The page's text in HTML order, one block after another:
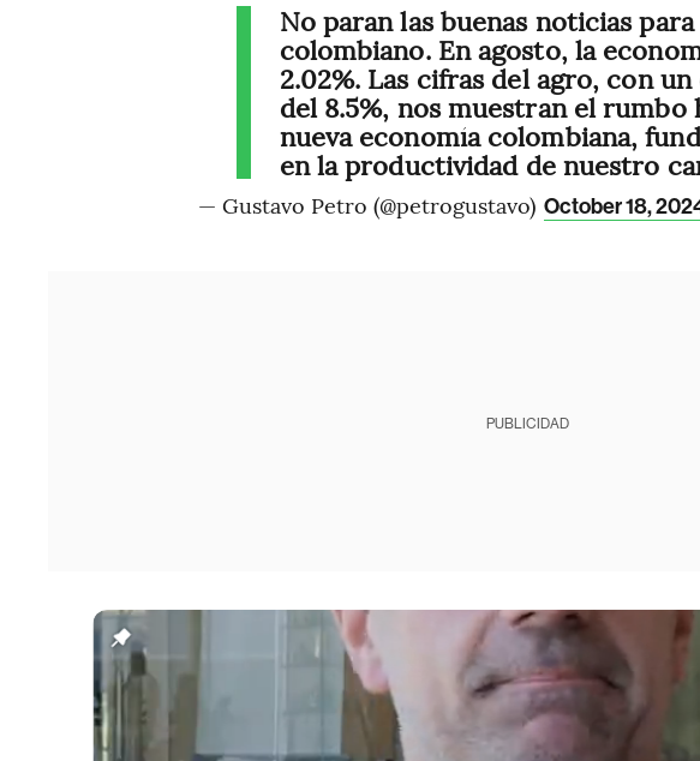
No paran las buenas noticias
colombiano. En agosto, la
2.02%. Las cifras del agro, con
del 8.5%, nos muestran el rumbo
nueva economía colombiana,
en la productividad de nuestro
— Gustavo Petro (@petrogustavo) October 18,
PUBLICIDAD